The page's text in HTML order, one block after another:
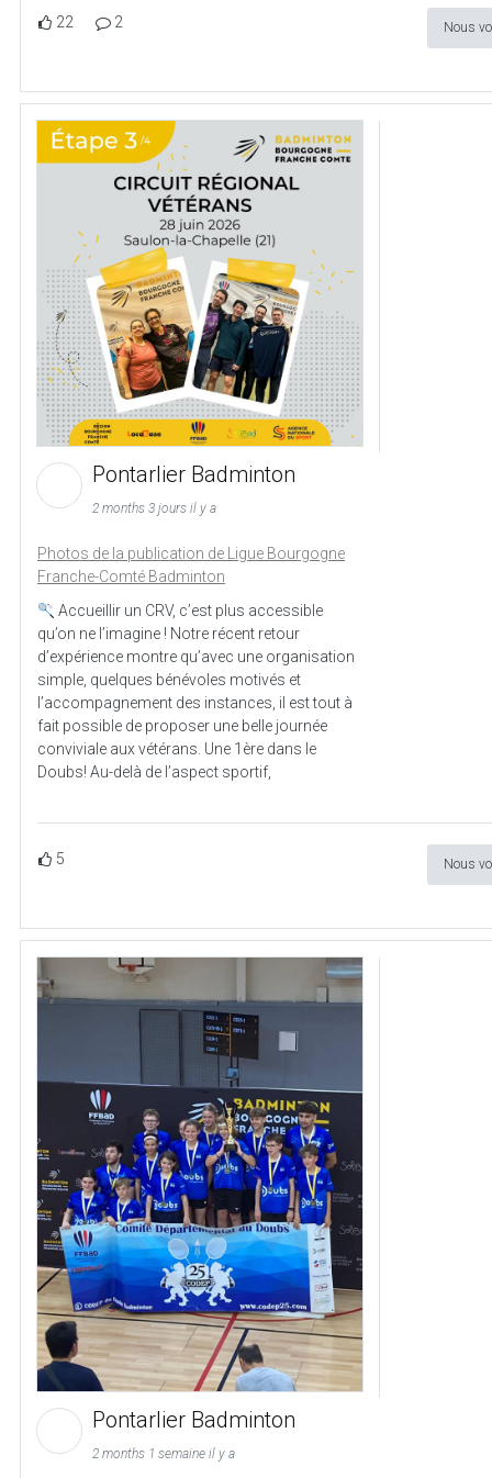
22 2 Nous
Pontarlier Badminton
2 months 3 jours il y a
Photos de la publication de Ligue Bourgogne
Franche-Comté Badminton
Accueillir un CRV, c’est plus accessible
qu’on ne l’imagine ! Notre récent retour
d’expérience montre qu’avec une organisation
simple, quelques bénévoles motivés et
l’accompagnement des instances, il est tout à
fait possible de proposer une belle journée
conviviale aux vétérans. Une 1ère dans le
Doubs! Au-delà de l’aspect sportif,
5 Nous
Pontarlier Badminton
2 months 1 semaine il y a